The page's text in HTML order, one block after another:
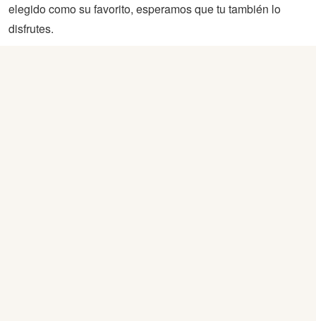
elegido como su favorito, esperamos que tu también lo
disfrutes.